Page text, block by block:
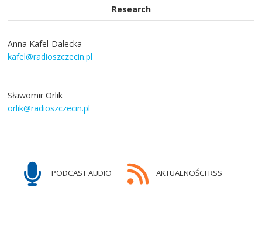
Research
Anna Kafel-Dalecka
kafel@radioszczecin.pl
Sławomir Orlik
orlik@radioszczecin.pl
PODCAST AUDIO AKTUALNOŚCI RSS